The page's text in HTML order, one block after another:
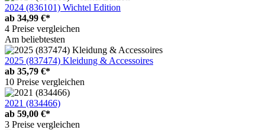
2024 (836101) Wichtel Edition
ab 34,99 €*
4 Preise vergleichen
Am beliebtesten
2025 (837474) Kleidung & Accessoires
ab 35,79 €*
10 Preise vergleichen
2021 (834466)
ab 59,00 €*
3 Preise vergleichen